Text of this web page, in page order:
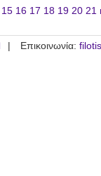
15 16 17 18 19 20 21
Επικοινωνία: